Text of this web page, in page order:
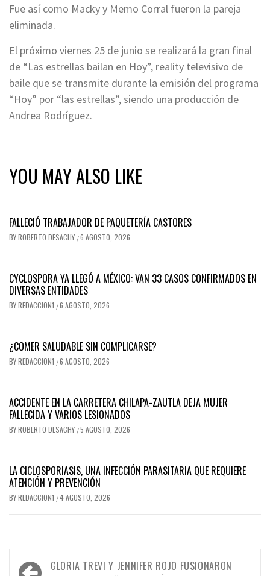
Fue así como Macky y Memo Corral fueron la pareja
eliminada.
El próximo viernes 25 de junio se realizará la gran final
de “Las estrellas bailan en Hoy”, reality televisivo de
baile que se transmite durante la emisión del programa
“Hoy” por “las estrellas”, siendo una producción de
Andrea Rodríguez.
YOU MAY ALSO LIKE
FALLECIÓ TRABAJADOR DE PAQUETERÍA CASTORES
BYROBERTO DESACHY /6 AGOSTO, 2026
CYCLOSPORA YA LLEGÓ A MÉXICO: VAN 33 CASOS CONFIRMADOS EN
DIVERSAS ENTIDADES
BYREDACCION1 /6 AGOSTO, 2026
¿COMER SALUDABLE SIN COMPLICARSE?
BYREDACCION1 /6 AGOSTO, 2026
ACCIDENTE EN LA CARRETERA CHILAPA-ZAUTLA DEJA MUJER
FALLECIDA Y VARIOS LESIONADOS
BYROBERTO DESACHY /5 AGOSTO, 2026
LA CICLOSPORIASIS, UNA INFECCIÓN PARASITARIA QUE REQUIERE
ATENCIÓN Y PREVENCIÓN
BYREDACCION1 /4 AGOSTO, 2026
Navegación
GLORIA TREVI Y JENNIFER ROJO FUSIONARON